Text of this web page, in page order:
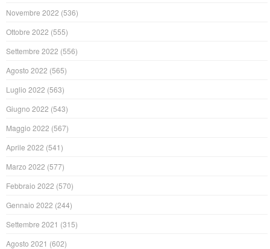
Novembre 2022 (536)
Ottobre 2022 (555)
Settembre 2022 (556)
Agosto 2022 (565)
Luglio 2022 (563)
Giugno 2022 (543)
Maggio 2022 (567)
Aprile 2022 (541)
Marzo 2022 (577)
Febbraio 2022 (570)
Gennaio 2022 (244)
Settembre 2021 (315)
Agosto 2021 (602)